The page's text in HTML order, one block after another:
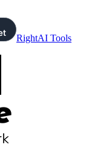
RightAI Tools